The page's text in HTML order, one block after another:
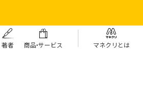
著者 商品・サービス マネクリとは